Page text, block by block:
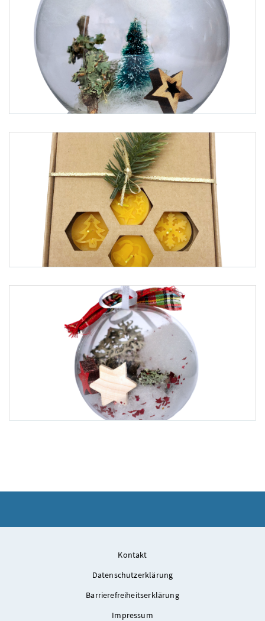
Foto 1: Jailshop.at
Kontakt
Datenschutzerklärung
Barrierefreiheitserklärung
Impressum